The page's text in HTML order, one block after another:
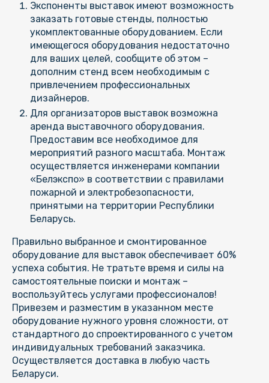
Экспоненты выставок имеют возможность
заказать готовые стенды, полностью
укомплектованные оборудованием. Если
имеющегося оборудования недостаточно
для ваших целей, сообщите об этом –
дополним стенд всем необходимым с
привлечением профессиональных
дизайнеров.
Для организаторов выставок возможна
аренда выставочного оборудования.
Предоставим все необходимое для
мероприятий разного масштаба. Монтаж
осуществляется инженерами компании
«Белэкспо» в соответствии с правилами
пожарной и электробезопасности,
принятыми на территории Республики
Беларусь.
Правильно выбранное и смонтированное
оборудование для выставок обеспечивает 60%
успеха события. Не тратьте время и силы на
самостоятельные поиски и монтаж –
воспользуйтесь услугами профессионалов!
Привезем и разместим в указанном месте
оборудование нужного уровня сложности, от
стандартного до спроектированного с учетом
индивидуальных требований заказчика.
Осуществляется доставка в любую часть
Беларуси.